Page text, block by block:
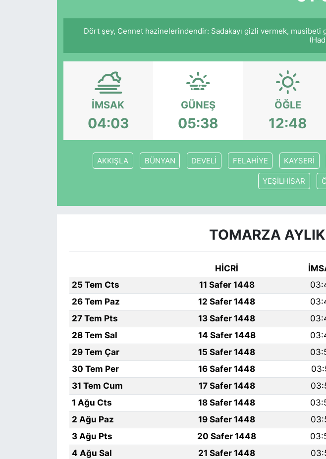
Dört şey, Cennet hazinelerindendir: Sadakayı gizli vermek,
İMSAK
04:03
GÜNEŞ
05:38
ÖĞLE
12:48
AKKIŞLA BÜNYAN DEVELİ FELAHİYE KAYSERİ
YEŞİLHİSAR
TOMARZA
HİCRİ
25 Tem Cts
11 Safer 1448
26 Tem Paz
12 Safer 1448
27 Tem Pts
13 Safer 1448
28 Tem Sal
14 Safer 1448
29 Tem Çar
15 Safer 1448
30 Tem Per
16 Safer 1448
31 Tem Cum
17 Safer 1448
1 Ağu Cts
18 Safer 1448
2 Ağu Paz
19 Safer 1448
3 Ağu Pts
20 Safer 1448
4 Ağu Sal
21 Safer 1448